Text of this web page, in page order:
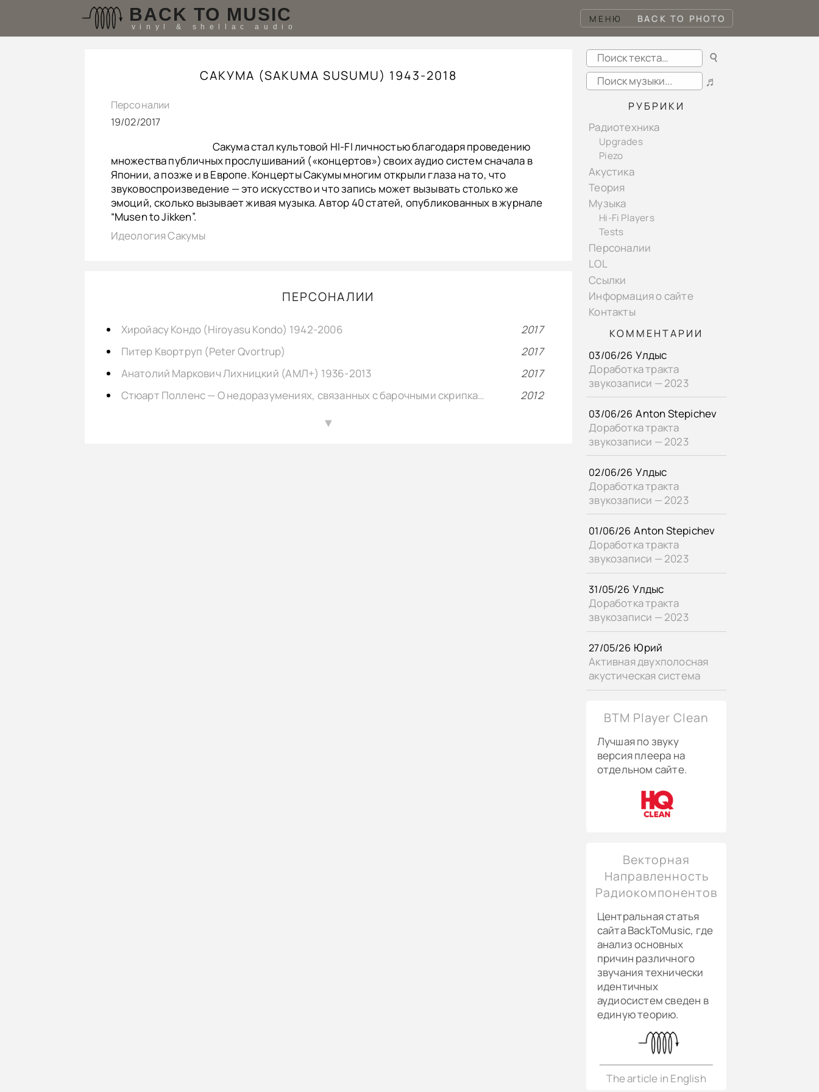
BACK TO MUSIC
vinyl & shellac audio
МЕНЮ BACK TO PHOTO
САКУМА (SAKUMA SUSUMU) 1943-2018
Персоналии
19/02/2017
Сакума стал культовой HI-FI личностью благодаря проведению
множества публичных прослушиваний («концертов») своих аудио систем сначала в
Японии, а позже и в Европе. Концерты Сакумы многим открыли глаза на то, что
звуковоспроизведение — это искусство и что запись может вызывать столько же
эмоций, сколько вызывает живая музыка. Автор 40 статей, опубликованных в журнале
“Musen to Jikken”.
Идеология Сакумы
ПЕРСОНАЛИИ
Хиройаcу Кондо (Hiroyasu Kondo) 1942-2006
2017
Питер Квортруп (Peter Qvortrup)
2017
Анатолий Маркович Лихницкий (АМЛ+) 1936-2013
2017
Стюарт Полленс — О недоразумениях, связанных с барочными скрипками
2012
▲
☌
♬
РУБРИКИ
Радиотехника
Upgrades
Piezo
Акустика
Теория
Музыка
Hi-Fi Players
Tests
Персоналии
LOL
Ссылки
Информация о сайте
Контакты
КОММЕНТАРИИ
03/06/26 Улдыс
Доработка тракта
звукозаписи — 2023
03/06/26 Anton Stepichev
Доработка тракта
звукозаписи — 2023
02/06/26 Улдыс
Доработка тракта
звукозаписи — 2023
01/06/26 Anton Stepichev
Доработка тракта
звукозаписи — 2023
31/05/26 Улдыс
Доработка тракта
звукозаписи — 2023
27/05/26 Юрий
Активная двухполосная
акустическая система
BTM Player Clean
Лучшая по звуку
версия плеера на
отдельном сайте.
Векторная
Направленность
Радиокомпонентов
Центральная статья
сайта BackToMusic, где
анализ основных
причин различного
звучания технически
идентичных
аудиосистем сведен в
единую теорию.
The article in English